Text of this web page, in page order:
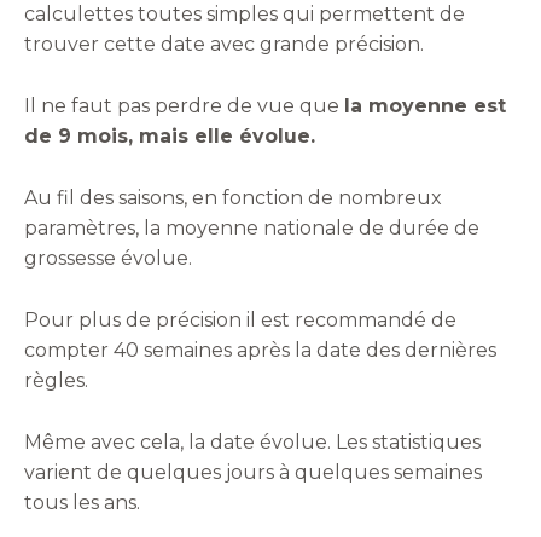
calculettes toutes simples qui permettent de
trouver cette date avec grande précision.
Il ne faut pas perdre de vue que la moyenne est
de 9 mois, mais elle évolue.
Au fil des saisons, en fonction de nombreux
paramètres, la moyenne nationale de durée de
grossesse évolue.
Pour plus de précision il est recommandé de
compter 40 semaines après la date des dernières
règles.
Même avec cela, la date évolue. Les statistiques
varient de quelques jours à quelques semaines
tous les ans.